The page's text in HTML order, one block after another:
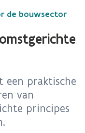
de bouwsector
een praktische
van
principes